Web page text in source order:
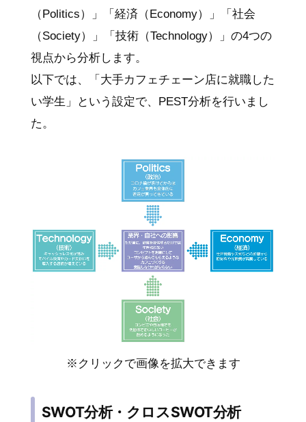
（Politics）」「経済（Economy）」「社会
（Society）」「技術（Technology）」の4つの
視点から分析します。
以下では、「大手カフェチェーン店に就職した
い学生」という設定で、PEST分析を行いまし
た。
※クリックで画像を拡大できます
SWOT分析・クロスSWOT分析